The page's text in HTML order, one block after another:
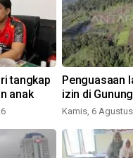
tangkap
anak
Penguasaan
izin di
Kamis, 6